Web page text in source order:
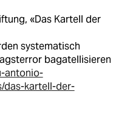
«Das Kartell der
systematisch
bagatellisieren
antonio-
das-kartell-der-